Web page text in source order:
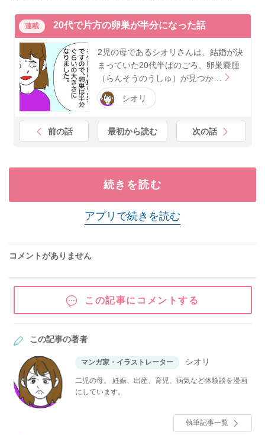
連載 20代で片方の卵巣が半分になった話
2児の母であるシオリさんは、結婚が決
まっていた20代半ばのごろ、卵巣嚢腫
（らんそうのうしゅ）が見つか…
シオリ
前の話 最初から読む 次の話
続きを読む
アプリで続きを読む
コメントがありません
この記事にコメントする
この記事の著者
マンガ家・イラストレーター シオリ
二児の母。 妊娠、出産、育児、病気など体験談を漫画
にしています。
執筆記事一覧